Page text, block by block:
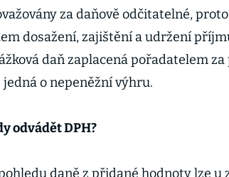
za daňově odčitatelné,
dosažení, zajištění a udržení
daň zaplacená pořadatelem
jedná o nepeněžní výhru.
odvádět DPH?
daně z přidané hodnoty lze